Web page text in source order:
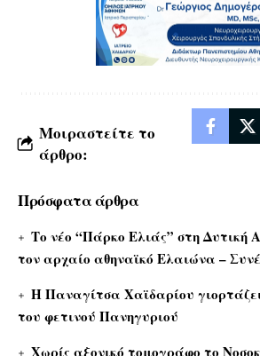
Μοιραστείτε το
άρθρο:
Πρόσφατα άρθρα
Το νέο “Πάρκο Ελιάς” στη Δυτική
τον αρχαίο αθηναϊκό Ελαιώνα –
Η Παναγίτσα Χαϊδαρίου
του φετινού Πανηγυριού
Χωρίς αξονικό τομογράφο το